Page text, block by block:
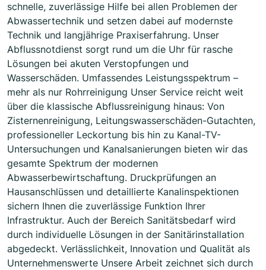
schnelle, zuverlässige Hilfe bei allen Problemen der
Abwassertechnik und setzen dabei auf modernste
Technik und langjährige Praxiserfahrung. Unser
Abflussnotdienst sorgt rund um die Uhr für rasche
Lösungen bei akuten Verstopfungen und
Wasserschäden. Umfassendes Leistungsspektrum –
mehr als nur Rohrreinigung Unser Service reicht weit
über die klassische Abflussreinigung hinaus: Von
Zisternenreinigung, Leitungswasserschäden-Gutachten,
professioneller Leckortung bis hin zu Kanal-TV-
Untersuchungen und Kanalsanierungen bieten wir das
gesamte Spektrum der modernen
Abwasserbewirtschaftung. Druckprüfungen an
Hausanschlüssen und detaillierte Kanalinspektionen
sichern Ihnen die zuverlässige Funktion Ihrer
Infrastruktur. Auch der Bereich Sanitätsbedarf wird
durch individuelle Lösungen in der Sanitärinstallation
abgedeckt. Verlässlichkeit, Innovation und Qualität als
Unternehmenswerte Unsere Arbeit zeichnet sich durch